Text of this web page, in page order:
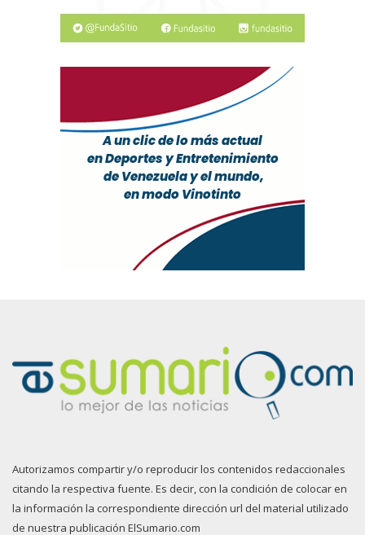
Autorizamos compartir y/o reproducir los contenidos redaccionales
citando la respectiva fuente. Es decir, con la condición de colocar en
la información la correspondiente dirección url del material utilizado
de nuestra publicación ElSumario.com